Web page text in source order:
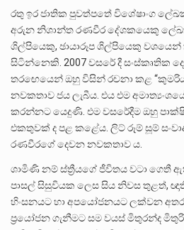
රතු ඉර ජාතික පුවත්පතේ විශේෂාංග
අරුන නිශාන්ත රණවීර දේශකයෙකු
ශිල්පියෙකු, ඡායාරූප ශිල්පියෙකු වශයෙන්
සිටින්නෙකි. 2007 වසරේ දී සංස්කෘතික
තරඟෙයෙන් ඔහු විසින් රචනා කළ
නවකතාව ජය ලැබීය. එය එම
කරන්නට යෙදුණි. එම වසරේදීම ඔහු
එකතුවක් ද පළ කළේය. ලිට් රූම් සූම්
රණවීරගේ දෙවන නවකතාව ය.
ශාමිණි නම් ස්ත්‍රීයගේ ජීවිතය වටා ගෙතී
පාසල් සිසුවියක ලෙස සිය නිවස තුළත්,
හිංසනයට හා අපයෝජනයට ලක්වන
ප්‍රයෝජන ගැනීමට සම වයස් මිතුරන්ද